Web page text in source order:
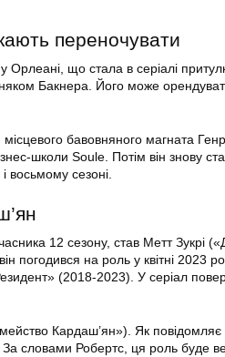
переночувати
Орлеані, що стала в серіалі
Бакнера. Його може
бавовняного магната
школи Soule. Потім він знову
восьмому сезоні.
12 сезону, став Метт Зукрі
погодився на роль у квітні 2023
(2018-2023). У серіал
Кардаш’ян»). Як
словами Робертс, ця роль буде